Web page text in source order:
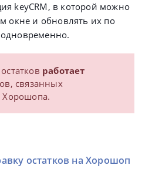
keyCRM, в которой можно
окне и обновлять их по
работает
связанных
Хорошопа.
остатков на Хорошоп